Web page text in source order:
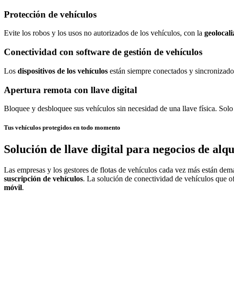
Protección de vehículos
Evite los robos y los usos no autorizados de los vehículos, con la
Conectividad con software de gestión de vehículos
Los dispositivos de los vehículos están siempre conectados y
Apertura remota con llave digital
Bloquee y desbloquee sus vehículos sin necesidad de una llave física.
Tus vehículos protegidos en todo momento
Solución de llave digital para negocios de
Las empresas y los gestores de flotas de vehículos cada vez más están
suscripción de vehículos. La solución de conectividad de vehículos que
móvil.